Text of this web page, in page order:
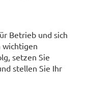
Betrieb und sich
wichtigen
setzen Sie
stellen Sie Ihr